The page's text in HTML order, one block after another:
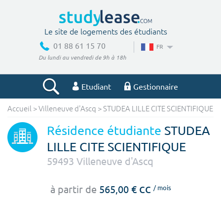
Le site de logements des étudiants
01 88 61 15 70
Du lundi au vendredi de 9h à 18h
FR
Etudiant Gestionnaire
Votre recherche
Ville, école
Budget min Budget max
Accueil >Villeneuve d'Ascq >STUDEA LILLE CITE SCIENTIFIQUE
Résidence étudiante STUDEA
LILLE CITE SCIENTIFIQUE
59493 Villeneuve d'Ascq
à partir de 565,00 € cc / mois